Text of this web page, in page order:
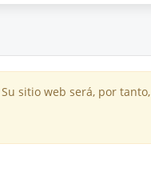
sitio web será, por tanto,